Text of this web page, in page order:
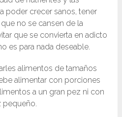
poder crecer sanos, tener
no se cansen de la
que se convierta en adicto
es para nada deseable.
alimentos de tamaños
alimentar con porciones
a un gran pez ni con
pequeño.